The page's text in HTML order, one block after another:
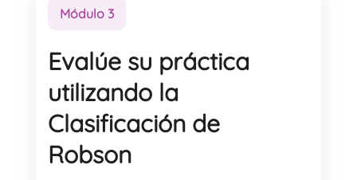
Módulo 3
Evalúe su práctica
utilizando la
Clasificación de
Robson